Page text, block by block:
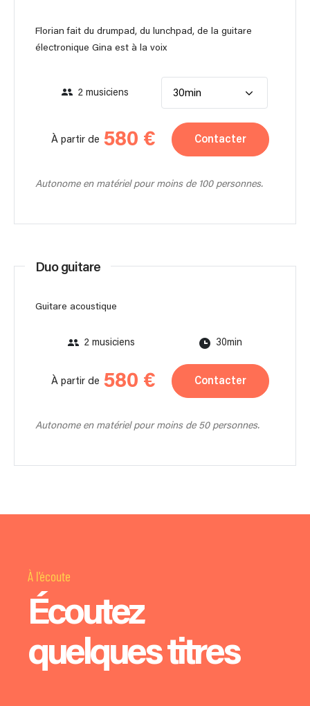
Florian fait du drumpad, du lunchpad, de la guitare
électronique Gina est à la voix
2 musiciens 30min
À partir de 580 € Contacter
Autonome en matériel pour moins de 100 personnes.
Duo guitare
Guitare acoustique
2 musiciens 30min
À partir de 580 € Contacter
Autonome en matériel pour moins de 50 personnes.
À l'écoute
Écoutez
quelques titres